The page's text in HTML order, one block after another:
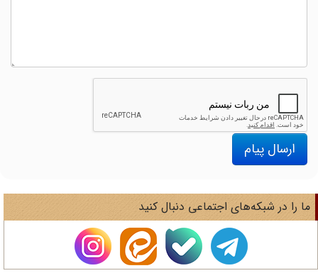
ارسال پیام
را در شبکه‌های اجتماعی دنبال کنید